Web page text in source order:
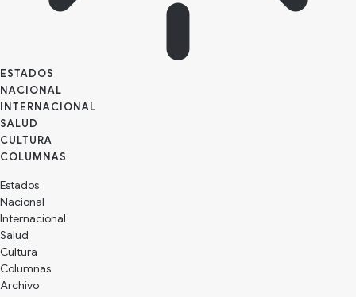
ESTADOS
NACIONAL
INTERNACIONAL
SALUD
CULTURA
Estados
Nacional
Internacional
Salud
Cultura
Archivo